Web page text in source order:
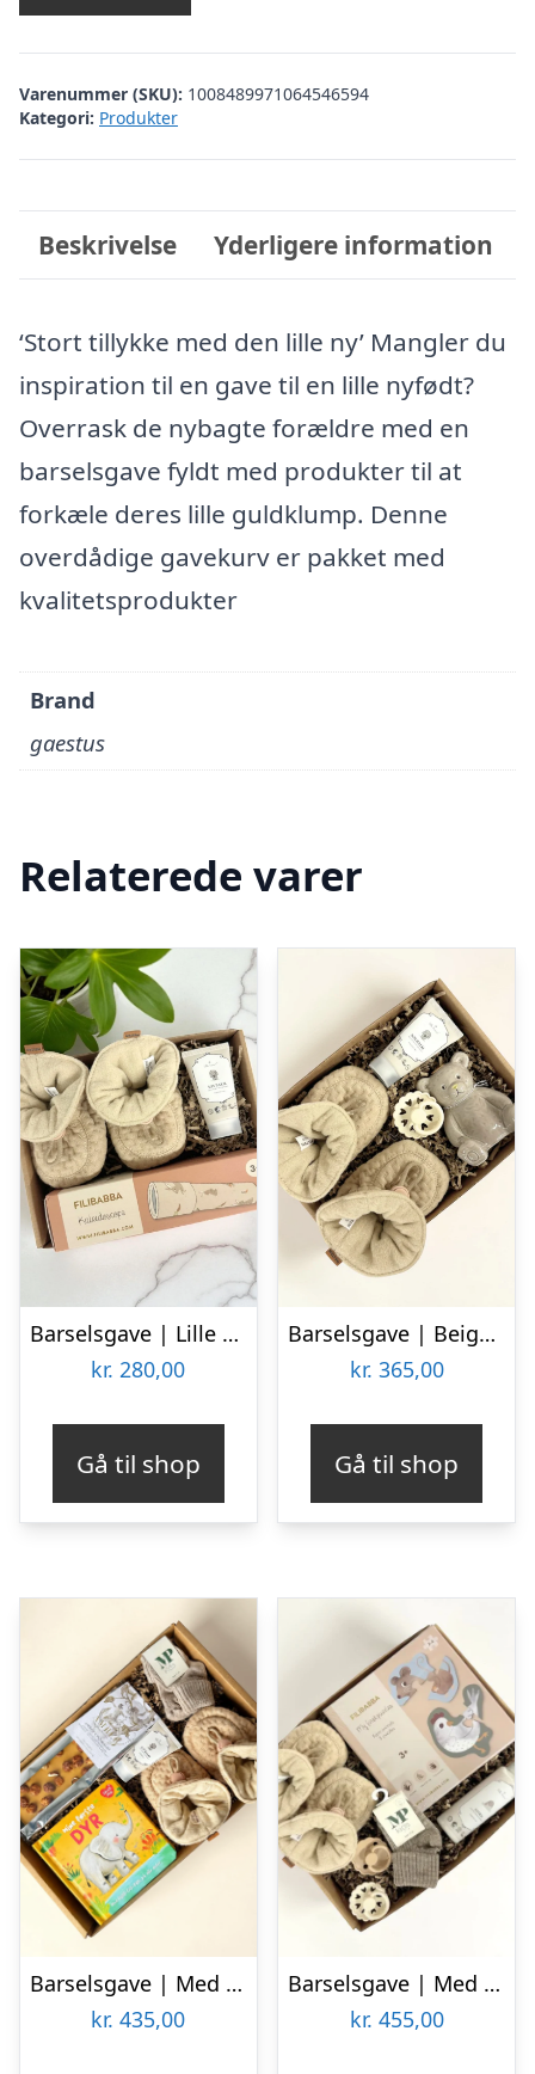
Varenummer (SKU): 1008489971064546594
Kategori: Produkter
Beskrivelse Yderligere information
‘Stort tillykke med den lille ny’ Mangler du
inspiration til en gave til en lille nyfødt?
Overrask de nybagte forældre med en
barselsgave fyldt med produkter til at
forkæle deres lille guldklump. Denne
overdådige gavekurv er pakket med
kvalitetsprodukter
Brand
gaestus
Relaterede varer
Barselsgave | Lille fin gave til baby
kr. 280,00
Gå til shop
Barselsgave | Beige gave til mor og baby
kr. 365,00
Gå til shop
Barselsgave | Med chokolade og sager til baby
kr. 435,00
Barselsgave | Med mit første puslespil
kr. 455,00